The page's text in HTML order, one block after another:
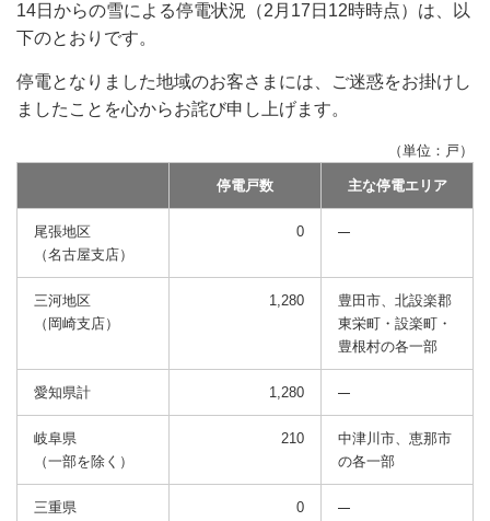
14日からの雪による停電状況（2月17日12時時点）は、以
下のとおりです。
停電となりました地域のお客さまには、ご迷惑をお掛けし
ましたことを心からお詫び申し上げます。
（単位：戸）
停電戸数 主な停電エリア
尾張地区
（名古屋支店）
0
三河地区
（岡崎支店）
1,280
豊田市、北設楽郡
東栄町・設楽町・
豊根村の各一部
愛知県計 1,280
岐阜県
（一部を除く）
210
中津川市、恵那市
の各一部
三重県
0